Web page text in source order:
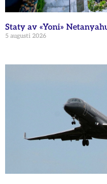
Staty av «Yoni»
5 augusti 2026